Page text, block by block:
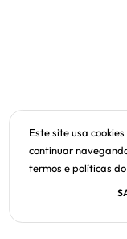
Este site usa
continuar
termos e políticas